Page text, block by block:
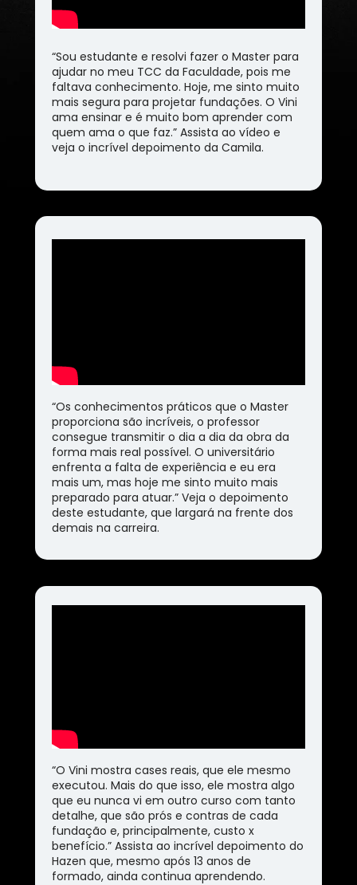
“Sou estudante e resolvi fazer o Master para
ajudar no meu TCC da Faculdade, pois me
faltava conhecimento. Hoje, me sinto muito
mais segura para projetar fundações. O Vini
ama ensinar e é muito bom aprender com
quem ama o que faz.” Assista ao vídeo e
veja o incrível depoimento da Camila.
“Os conhecimentos práticos que o Master
proporciona são incríveis, o professor
consegue transmitir o dia a dia da obra da
forma mais real possível. O universitário
enfrenta a falta de experiência e eu era
mais um, mas hoje me sinto muito mais
preparado para atuar.” Veja o depoimento
deste estudante, que largará na frente dos
demais na carreira.
“O Vini mostra cases reais, que ele mesmo
executou. Mais do que isso, ele mostra algo
que eu nunca vi em outro curso com tanto
detalhe, que são prós e contras de cada
fundação e, principalmente, custo x
benefício.” Assista ao incrível depoimento do
Hazen que, mesmo após 13 anos de
formado, ainda continua aprendendo.